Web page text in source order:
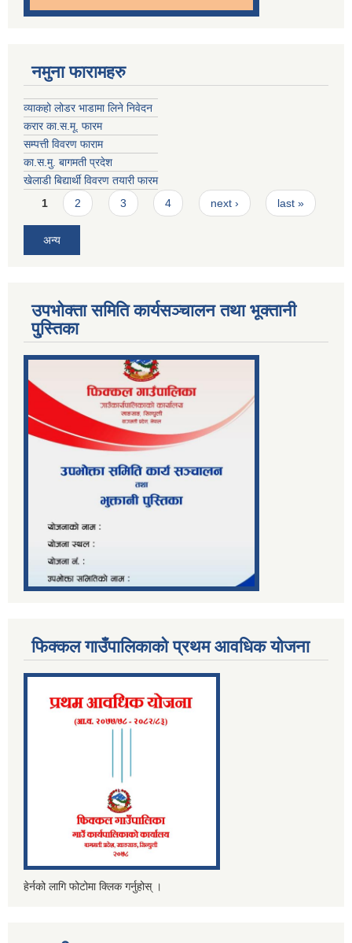
नमुना फारामहरु
व्याकहो लोडर भाडामा लिने निवेदन
करार का.स.मू. फारम
सम्पत्ती विवरण फाराम
का.स.मु. बागमती प्रदेश
खेलाडी बिद्यार्थी विवरण तयारी फारम
Pages
1 2 3 4 next › last »
अन्य
उपभोक्ता समिति कार्यसञ्चालन तथा भूक्तानी
पु्स्तिका
फिक्कल गाउँपालिकाको प्रथम आवधिक योजना
हेर्नको लागि फोटोमा क्लिक गर्नुहोस् ।